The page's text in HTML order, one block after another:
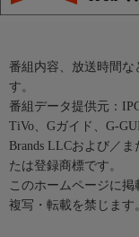
番組内容、放送時間
す。
番組データ提供元：
TiVo、Gガイド、G-
Brands LLCおよび／
たは登録商標です。
このホームページに
複写・転載を禁じます